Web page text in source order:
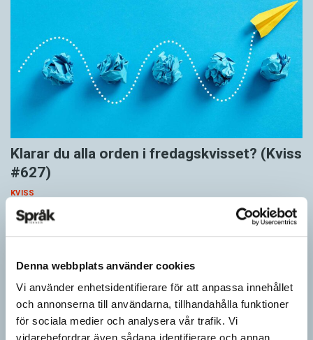
Denna webbplats använder cookies
Vi använder enhetsidentifierare för att anpassa innehållet
och annonserna till användarna, tillhandahålla funktioner
för sociala medier och analysera vår trafik. Vi
Klarar du alla orden i fredagskvisset? (Kviss
#627)
KVISS
Vet du vad dom här tolv orden betyder? Dom korrekta svaren är
hämtade ur Svenska Akademiens ordlista.